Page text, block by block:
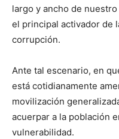
largo y ancho de
el principal activador de
corrupción.
Ante tal escenario, en
está cotidianamente
movilización
acuerpar a la población
vulnerabilidad.